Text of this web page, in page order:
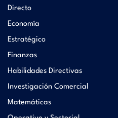
Directo
Economía
Estratégico
Finanzas
Habilidades Directivas
Investigación Comercial
Matemáticas